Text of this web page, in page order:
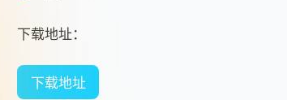
下载地址：
下载地址